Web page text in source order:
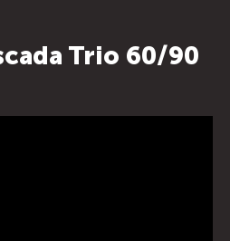
Trio 60/90